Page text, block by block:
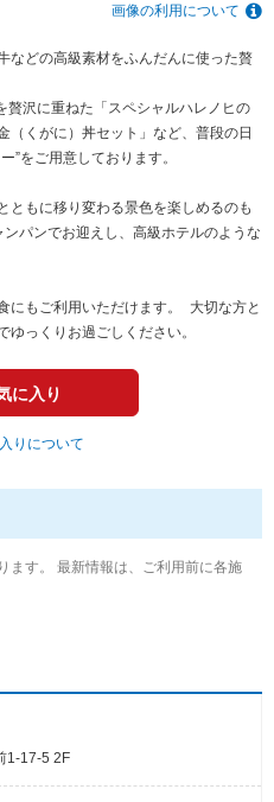
画像の利用について
などの高級素材をふんだんに使った贅
沢に重ねた「スペシャルハレノヒの
（くがに）丼セット」など、普段の日
”をご用意しております。
ともに移り変わる景色を楽しめるのも
パンでお迎えし、高級ホテルのような
にもご利用いただけます。 大切な方と
っくりお過ごしください。
に入り
りについて
ます。 最新情報は、ご利用前に各施
1-17-5 2F